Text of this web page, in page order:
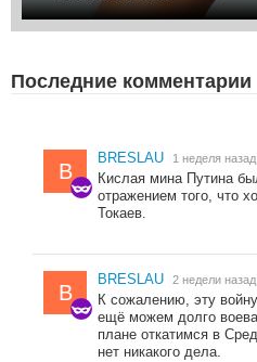
Последние комментарии
B
BRESLAU 1 неделя назад
Кислая мина Путина
отражением того, что
Токаев.
B
BRESLAU 2 недели назад
К сожалению, эту
ещё можем долго
плане откатимся в
нет никакого дела.